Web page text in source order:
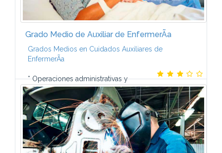
Grado Medio de Auxiliar de EnfermerÃ­a
Grados Medios en Cuidados Auxiliares de
EnfermerÃ­a
* Operaciones administrativas y
documentaciÃ³n sanitaria* El ser humano ante la
enfermedad. * Bienestar de los pacientes:
necesidades de higiene, reposo y movimiento. * ...